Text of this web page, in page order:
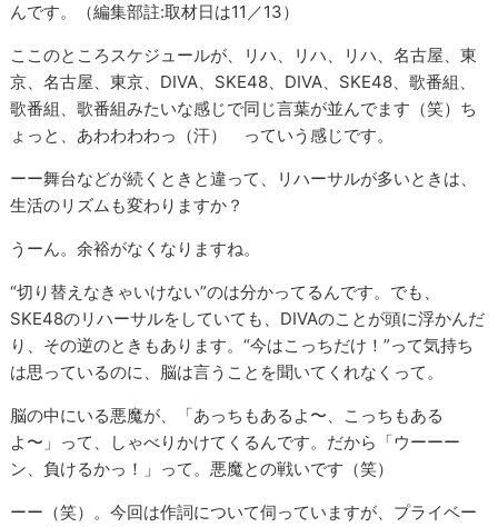
んです。（編集部註:取材日は11／13）
ここのところスケジュールが、リハ、リハ、リハ、名古屋、東
京、名古屋、東京、DIVA、SKE48、DIVA、SKE48、歌番組、
歌番組、歌番組みたいな感じで同じ言葉が並んでます（笑）ち
ょっと、あわわわわっ（汗） っていう感じです。
ーー舞台などが続くときと違って、リハーサルが多いときは、
生活のリズムも変わりますか？
うーん。余裕がなくなりますね。
“切り替えなきゃいけない”のは分かってるんです。でも、
SKE48のリハーサルをしていても、DIVAのことが頭に浮かんだ
り、その逆のときもあります。“今はこっちだけ！”って気持ち
は思っているのに、脳は言うことを聞いてくれなくって。
脳の中にいる悪魔が、「あっちもあるよ〜、こっちもある
よ〜」って、しゃべりかけてくるんです。だから「ウーーー
ン、負けるかっ！」って。悪魔との戦いです（笑）
ーー（笑）。今回は作詞について伺っていますが、プライベー